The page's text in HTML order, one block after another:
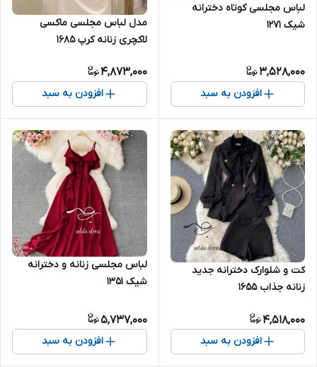
لباس مجلسی کوتاه دخترانه
شیک ۱۲۷۱
3,528,000
افزودن به سبد
مدل لباس مجلسی ماکسی
لاکچری زنانه کرپ ۱۶۸۵
4,873,000
افزودن به سبد
کت و شلوارک دخترانه جدید
زنانه جذاب ۱۶۵۵
4,518,000
افزودن به سبد
لباس مجلسی زنانه و دخترانه
شیک ۱۳۵۱
5,737,000
افزودن به سبد